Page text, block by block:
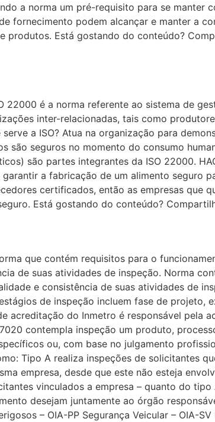
a norma um pré-requisito para se manter
fornecimento podem alcançar e manter a
produtos. Está gostando do conteúdo?
22000 é a norma referente ao sistema de
inter-relacionadas, tais como
a ISO? Atua na organização para
são seguros no momento do consumo
são partes integrantes da ISO 22000.
a fabricação de um alimento seguro
certificados, então as empresas que
Está gostando do conteúdo?
que contém requisitos para o
de suas atividades de inspeção. Norma
e consistência de suas atividades de
de inspeção incluem fase de projeto,
acreditação do Inmetro é responsável pela
contempla inspeção um produto,
ou, com base no julgamento
Tipo A realiza inspeções de solicitantes
empresa, desde que este não esteja
vinculados a empresa – quanto do
desejam juntamente ao órgão
– OIA-PP Segurança Veicular – OIA-